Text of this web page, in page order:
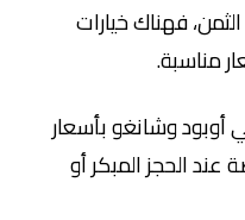
فهناك خيارات
مناسبة.
أوبود وشانغو بأسعار
الحجز المبكر أو